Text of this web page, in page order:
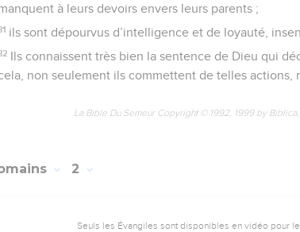
à leurs devoirs envers leurs parents ;
ils sont dépourvus d’intelligence et de loyauté,
Ils connaissent très bien la sentence de Dieu qui
non seulement ils commettent de telles actions,
La Bible Du Semeur Copyright © 1992, 1999 by
2
Seuls les Évangiles sont disponibles en vidéo pour le